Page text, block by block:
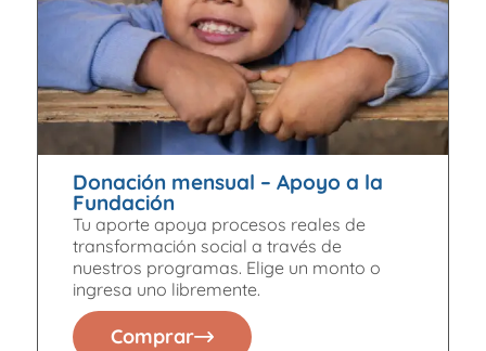
Donación mensual – Apoyo a la
Fundación
Tu aporte apoya procesos reales de
transformación social a través de
nuestros programas. Elige un monto o
ingresa uno libremente.
Comprar